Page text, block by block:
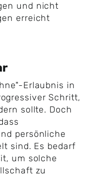
und nicht
erreicht
Erlaubnis in
Schritt,
sollte. Doch
persönliche
sind. Es bedarf
um solche
zu